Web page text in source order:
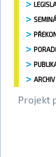
Projekt